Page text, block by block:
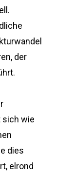
der
sich wie
dies
elrond